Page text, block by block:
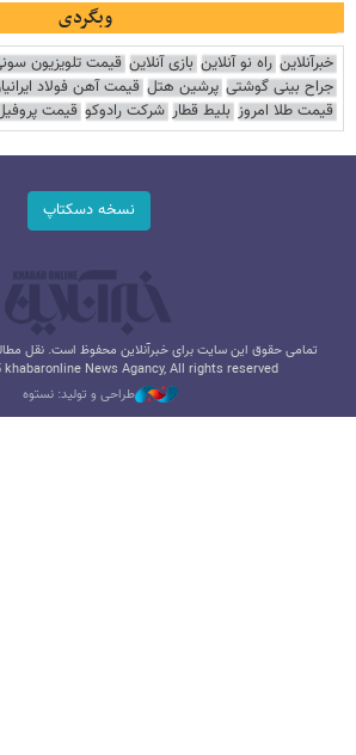
وبگردی
خبرآنلاین راه نو آنلاین بازی آنلاین قیمت تلویزیون
جراح بینی گوشتی پرشین هتل قیمت آهن فولاد
قیمت طلا امروز بلیط قطار شرکت رادوکو قیمت
نسخه دسکتاپ
تمامی حقوق این سایت برای خبرآنلاین محفوظ است. نقل
News Agancy, All rights reserved
طراحی و تولید: نستوه